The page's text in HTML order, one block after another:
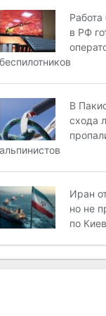
в РФ
беспилотников
В
схода
альпинистов
Иран
но не
по